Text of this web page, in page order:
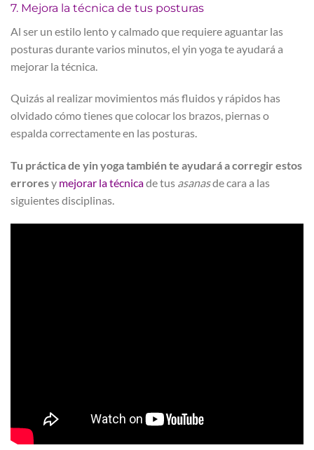
7. Mejora la técnica de tus posturas
Al ser un estilo lento y calmado que requiere aguantar las
posturas durante varios minutos, el yin yoga te ayudará a
mejorar la técnica.
Quizás al realizar movimientos más fluidos y rápidos has
olvidado cómo tienes que colocar los brazos, piernas o
espalda correctamente en las posturas.
Tu práctica de yin yoga también te ayudará a corregir estos
erroresy mejorar la técnicade tus asanasde cara a las
siguientes disciplinas.